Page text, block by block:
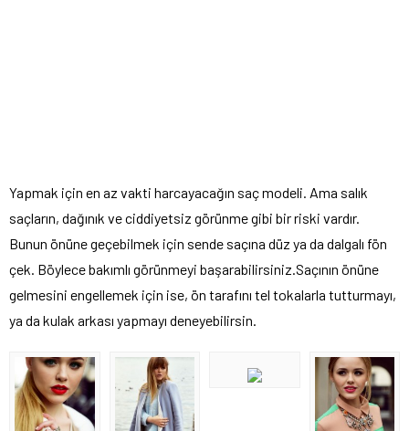
Yapmak için en az vakti harcayacağın saç modeli. Ama salık
saçların, dağınık ve ciddiyetsiz görünme gibi bir riski vardır.
Bunun önüne geçebilmek için sende saçına düz ya da dalgalı fön
çek. Böylece bakımlı görünmeyi başarabilirsiniz.Saçının önüne
gelmesini engellemek için ise, ön tarafını tel tokalarla tutturmayı,
ya da kulak arkası yapmayı deneyebilirsin.